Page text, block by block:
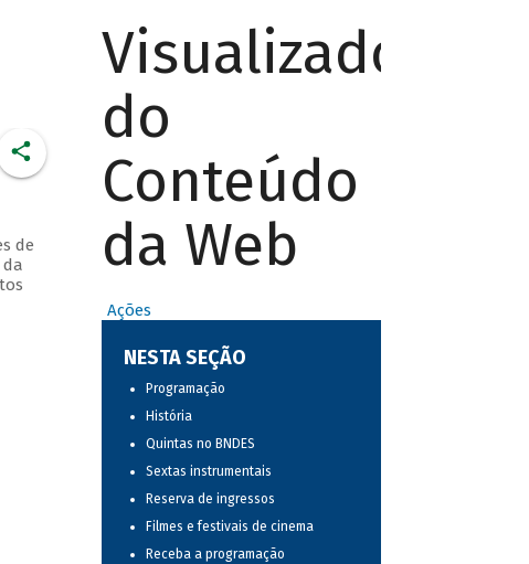
de
Visualizador
do
Conteúdo
da Web
Ações
NESTA SEÇÃO
Programação
História
Quintas no BNDES
Sextas instrumentais
Reserva de ingressos
Filmes e festivais de cinema
Receba a programação